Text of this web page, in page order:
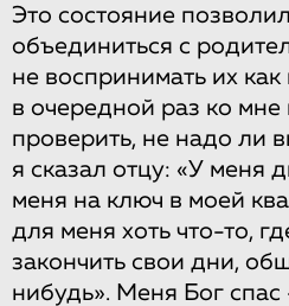
Это состояние
объединиться с
не воспринимать их
в очередной раз ко мне
проверить, не надо ли
я сказал отцу: «У меня
меня на ключ в моей
для меня хоть что-то,
закончить свои дни,
нибудь». Меня Бог